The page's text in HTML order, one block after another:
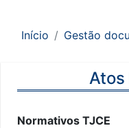
Início Gestão
Atos
Normativos TJCE